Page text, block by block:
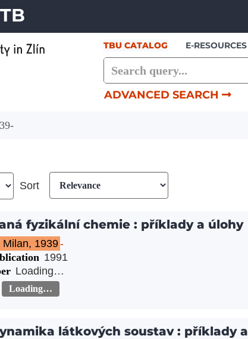
TBU CATALOG E-RESOURCES
ADVANCED SEARCH
Sort
fyzikální chemie : příklady a úlohy
Milan, 1939-
1991
Loading…
Loading…
látkových soustav : příklady a